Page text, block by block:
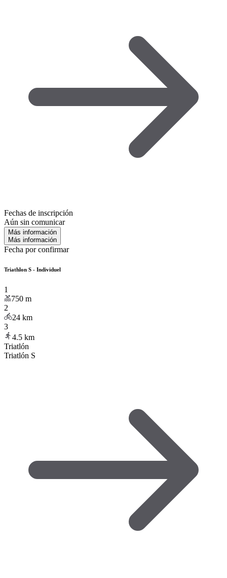
Fechas de inscripción
Aún sin comunicar
Más información
Más información
Fecha por confirmar
Triathlon S - Individuel
1
750 m
2
24 km
3
4.5 km
Triatlón
Triatlón S